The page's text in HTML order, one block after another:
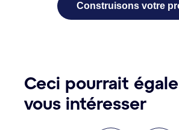
Construisons votre
Ceci pourrait
vous intéresser